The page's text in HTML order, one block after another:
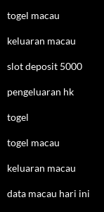
togel macau
keluaran macau
slot deposit 5000
pengeluaran hk
togel
togel macau
keluaran macau
data macau hari ini